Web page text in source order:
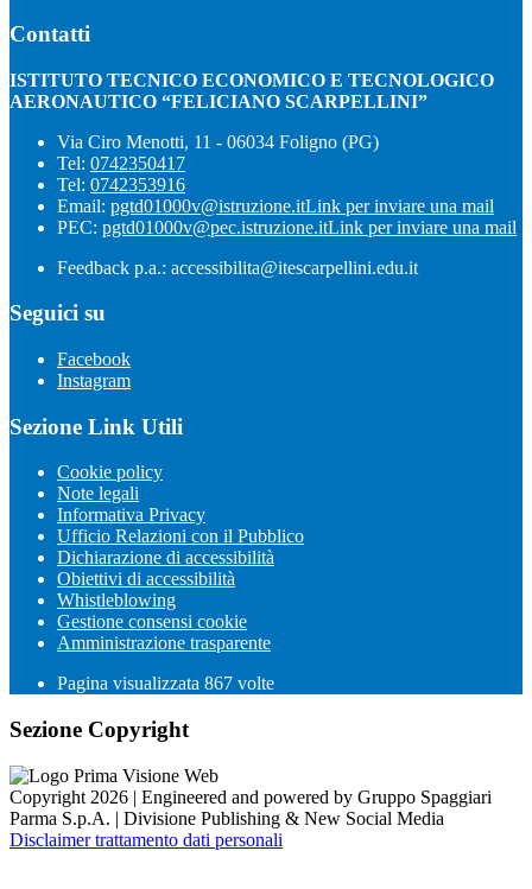
Contatti
ISTITUTO TECNICO ECONOMICO E TECNOLOGICO
AERONAUTICO “FELICIANO SCARPELLINI”
Via Ciro Menotti, 11 - 06034 Foligno (PG)
Tel: 0742350417
Tel: 0742353916
Email: pgtd01000v@istruzione.itLink per inviare una mail
PEC: pgtd01000v@pec.istruzione.itLink per inviare una mail
Feedback p.a.: accessibilita@itescarpellini.edu.it
Seguici su
Facebook
Instagram
Sezione Link Utili
Cookie policy
Note legali
Informativa Privacy
Ufficio Relazioni con il Pubblico
Dichiarazione di accessibilità
Obiettivi di accessibilità
Whistleblowing
Gestione consensi cookie
Amministrazione trasparente
Pagina visualizzata 867 volte
Sezione Copyright
Copyright 2026 | Engineered and powered by Gruppo Spaggiari
Parma S.p.A. | Divisione Publishing & New Social Media
Disclaimer trattamento dati personali